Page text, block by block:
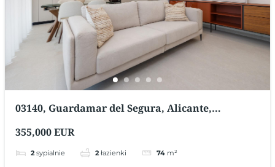
03140, Guardamar del Segura, Alicante,
355,000 EUR
2 sypialnie 2 łazienki 74 m²